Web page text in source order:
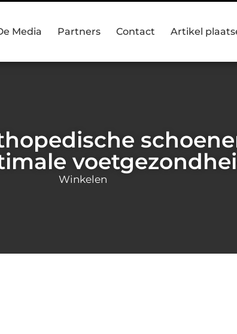
Media Partners Contact Artikel
Winkelen